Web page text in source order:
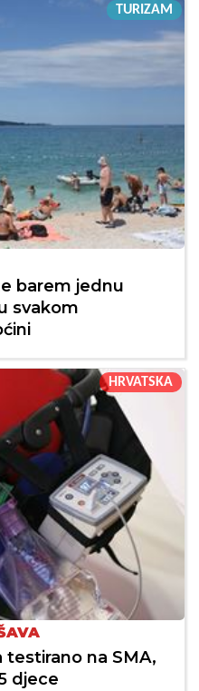
TURIZAM
barem jednu
svakom
HRVATSKA
testirano na SMA,
djece